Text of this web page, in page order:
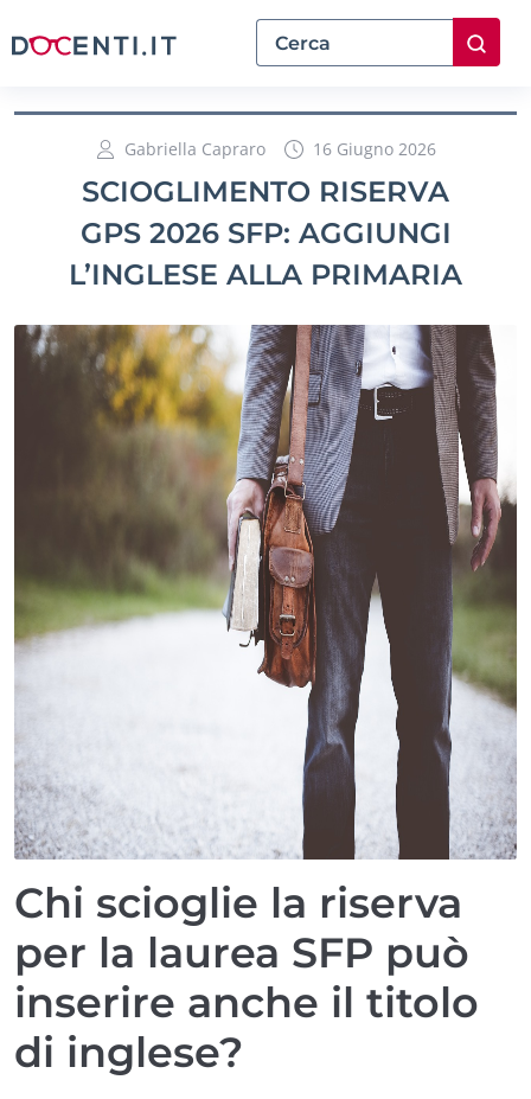
Gabriella Capraro 16 Giugno 2026
SCIOGLIMENTO RISERVA
GPS 2026 SFP: AGGIUNGI
L’INGLESE ALLA PRIMARIA
Chi scioglie la riserva
per la laurea SFP può
inserire anche il titolo
di inglese?